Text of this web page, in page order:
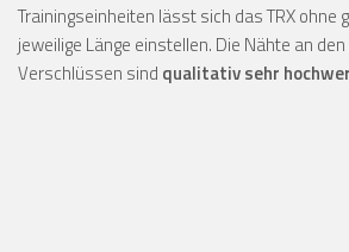
Trainingseinheiten lässt sich das TRX ohne
jeweilige Länge einstellen. Die Nähte an
Verschlüssen sind qualitativ sehr